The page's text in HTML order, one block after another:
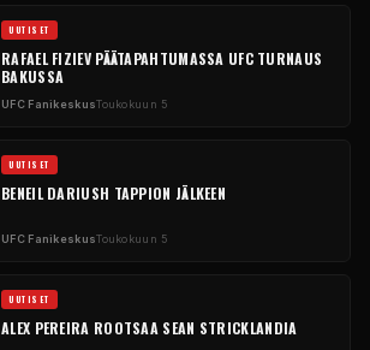
UUTISET
RAFAEL FIZIEV PÄÄTAPAHTUMASSA UFCTURNAUS
BAKUSSA
UFCFanikeskusToukokuun 5
UUTISET
BENEIL DARIUSH TAPPION JÄLKEEN
UFCFanikeskusToukokuun 5
UUTISET
ALEX PEREIRA ROOTSAA SEAN STRICKLANDIA